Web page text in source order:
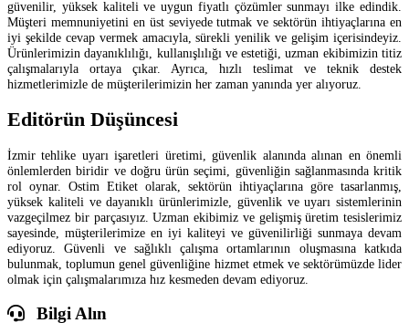
güvenilir, yüksek kaliteli ve uygun fiyatlı çözümler sunmayı ilke edindik.
Müşteri memnuniyetini en üst seviyede tutmak ve sektörün ihtiyaçlarına en
iyi şekilde cevap vermek amacıyla, sürekli yenilik ve gelişim içerisindeyiz.
Ürünlerimizin dayanıklılığı, kullanışlılığı ve estetiği, uzman ekibimizin titiz
çalışmalarıyla ortaya çıkar. Ayrıca, hızlı teslimat ve teknik destek
hizmetlerimizle de müşterilerimizin her zaman yanında yer alıyoruz.
Editörün Düşüncesi
İzmir tehlike uyarı işaretleri üretimi, güvenlik alanında alınan en önemli
önlemlerden biridir ve doğru ürün seçimi, güvenliğin sağlanmasında kritik
rol oynar. Ostim Etiket olarak, sektörün ihtiyaçlarına göre tasarlanmış,
yüksek kaliteli ve dayanıklı ürünlerimizle, güvenlik ve uyarı sistemlerinin
vazgeçilmez bir parçasıyız. Uzman ekibimiz ve gelişmiş üretim tesislerimiz
sayesinde, müşterilerimize en iyi kaliteyi ve güvenilirliği sunmaya devam
ediyoruz. Güvenli ve sağlıklı çalışma ortamlarının oluşmasına katkıda
bulunmak, toplumun genel güvenliğine hizmet etmek ve sektörümüzde lider
olmak için çalışmalarımıza hız kesmeden devam ediyoruz.
Bilgi Alın